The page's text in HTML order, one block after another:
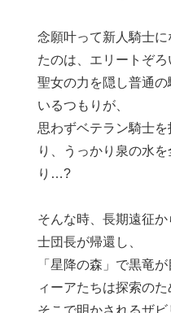
念願叶って新人騎士
たのは、エリートぞろ
聖女の力を隠し普通
いるつもりが、
思わずベテラン騎士
り、うっかり泉の水
り…?
そんな時、長期遠征
士団長が帰還し、
「星降の森」で黒竜
ィーアたちは探索のた